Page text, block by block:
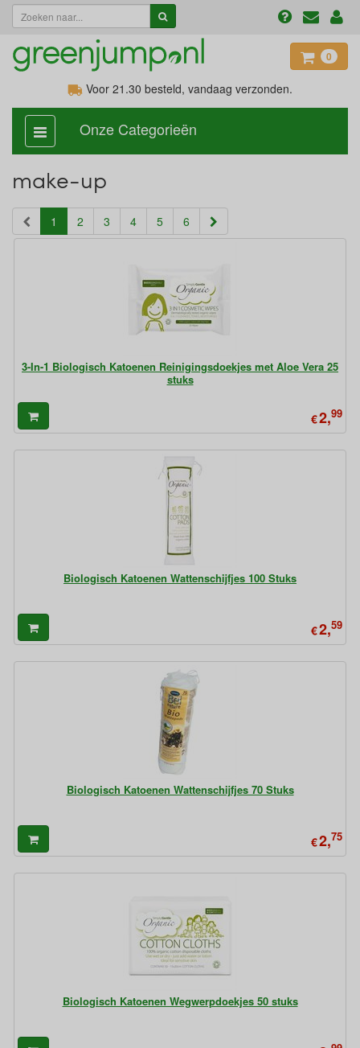
0
Voor 21.30 besteld, vandaag verzonden.
categorie
aan,
Onze Categorieën
make-up
1 (current)
2 3 4 5 6
3-In-1 Biologisch Katoenen Reinigingsdoekjes met Aloe Vera 25
stuks
€2,99
Biologisch Katoenen Wattenschijfjes 100 Stuks
€2,59
Biologisch Katoenen Wattenschijfjes 70 Stuks
€2,75
Biologisch Katoenen Wegwerpdoekjes 50 stuks